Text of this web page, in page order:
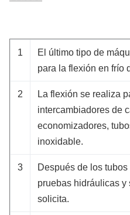
1
El último tipo de
para la flexión en frío
2
La flexión se realiza
intercambiadores de
economizadores,
inoxidable.
3
Después de los
pruebas hidráulicas
solicita.